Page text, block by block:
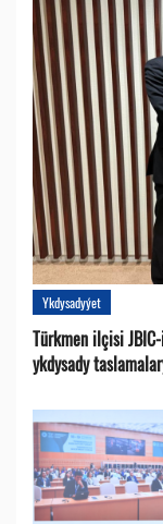
Ykdysadyýet
Türkmen ilçisi
ykdysady